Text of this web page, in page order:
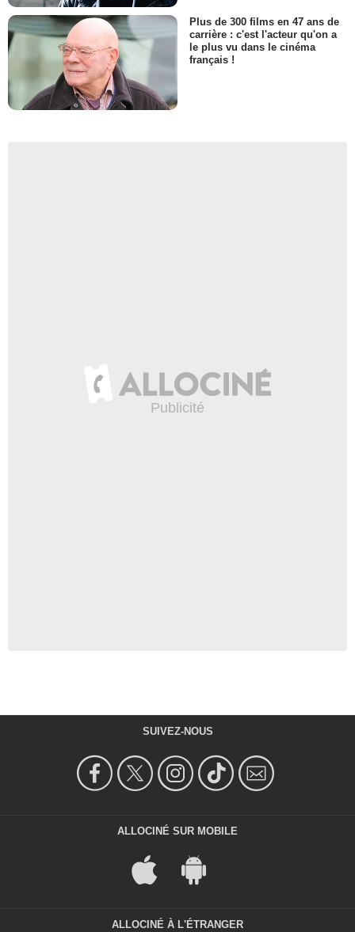
Plus de 300 films en 47 ans de
carrière : c'est l'acteur qu'on a
le plus vu dans le cinéma
français !
SUIVEZ-NOUS
ALLOCINÉ SUR MOBILE
ALLOCINÉ À L'ÉTRANGER